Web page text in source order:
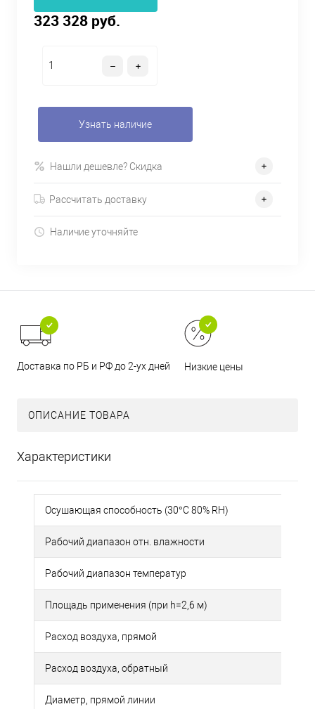
323 328 руб.
Узнать наличие
Нашли дешевле? Скидка
Рассчитать доставку
Наличие уточняйте
Доставка по РБ и РФ до 2-ух дней Низкие цены
ОПИСАНИЕ ТОВАРА
Характеристики
Осушающая способность (30°С 80% RH)
Рабочий диапазон отн. влажности
Рабочий диапазон температур
Площадь применения (при h=2,6 м)
Расход воздуха, прямой
Расход воздуха, обратный
Диаметр, прямой линии